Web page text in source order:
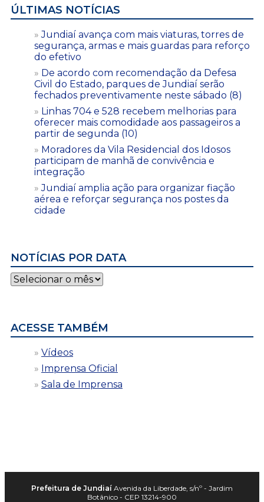
ÚLTIMAS NOTÍCIAS
Jundiaí avança com mais viaturas, torres de
segurança, armas e mais guardas para reforço
do efetivo
De acordo com recomendação da Defesa
Civil do Estado, parques de Jundiaí serão
fechados preventivamente neste sábado (8)
Linhas 704 e 528 recebem melhorias para
oferecer mais comodidade aos passageiros a
partir de segunda (10)
Moradores da Vila Residencial dos Idosos
participam de manhã de convivência e
integração
Jundiaí amplia ação para organizar fiação
aérea e reforçar segurança nos postes da
cidade
NOTÍCIAS POR DATA
Notícias
por
ACESSE TAMBÉM
Vídeos
Imprensa Oficial
Sala de Imprensa
Prefeitura de Jundiaí Avenida da Liberdade, s/nº - Jardim
Botânico - CEP 13214-900